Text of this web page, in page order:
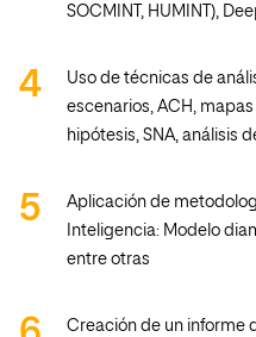
SOCMINT, HUMINT),
Uso de técnicas de
escenarios, ACH,
hipótesis, SNA, análisis
Aplicación de
Inteligencia: Modelo
entre otras
Creación de un informe